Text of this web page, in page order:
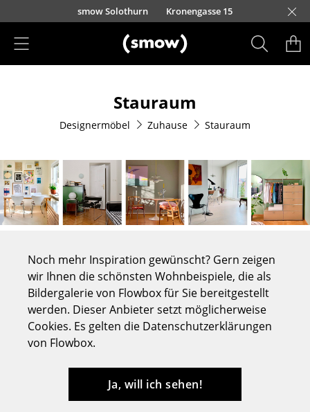
Direkt zum Inhaltsmow Solothurn Kronengasse 15
Esszimmerstühle
Sofas
Sessel
Loungesessel
Freischwinger
Barhocker
Hocker
Stauraum
Designermöbel Zuhause Stauraum
Noch mehr Inspiration gewünscht? Gern zeigen
wir Ihnen die schönsten Wohnbeispiele, die als
Bildergalerie von Flowbox für Sie bereitgestellt
werden. Dieser Anbieter setzt möglicherweise
Cookies. Es gelten die Datenschutzerklärungen
von Flowbox.
Ja, will ich sehen!